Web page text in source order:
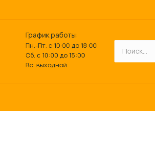
График работы:
Пн.-Пт. с 10:00 до 18:00
Сб. с 10:00 до 15:00
Вс. выходной